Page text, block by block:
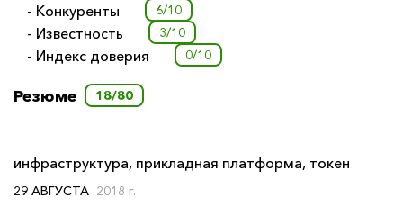
- Конкуренты 6/10
- Известность 3/10
- Индекс доверия 0/10
Резюме 18/80
инфраструктура, прикладная платформа, токен
29 АВГУСТА 2018 г.